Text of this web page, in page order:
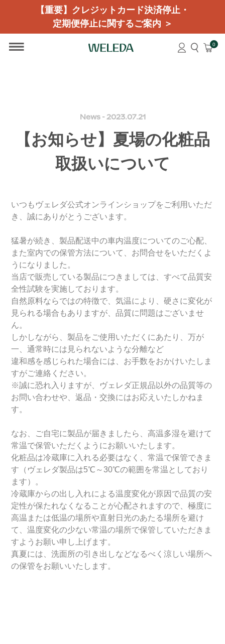
【重要】クレジットカード決済停止・
定期便停止に関するご案内 ＞
0
News - 2023.07.21
【お知らせ】夏場の化粧品
取扱いについて
いつもヴェレダ公式オンラインショップをご利用いただ
き、誠にありがとうございます。
猛暑が続き、製品配送中の車内温度についてのご心配、
また室内での保管方法について、お問合せをいただくよ
うになりました。
当店で販売している製品につきましては、すべて品質安
全性試験を実施しております。
自然原料ならではの特徴で、気温により、硬さに変化が
見られる場合もありますが、品質に問題はございませ
ん。
しかしながら、製品をご使用いただくにあたり、万が
一、通常時には見られないような分離など
違和感を感じられた場合には、お手数をおかけいたしま
すがご連絡ください。
※誠に恐れ入りますが、ヴェレダ正規品以外の品質等の
お問い合わせや、返品・交換にはお応えいたしかねま
す。
なお、ご自宅に製品が届きましたら、高温多湿を避けて
常温で保管いただくようにお願いいたします。
化粧品は冷蔵庫に入れる必要はなく、常温で保管できま
す（ヴェレダ製品は5℃～30℃の範囲を常温としており
ます）。
冷蔵庫からの出し入れによる温度変化が原因で品質の安
定性が保たれなくなることが心配されますので、極度に
高温または低温の場所や直射日光のあたる場所を避け
て、温度変化の少ない常温の場所で保管していただきま
すようお願い申し上げます。
真夏には、洗面所の引き出しなどなるべく涼しい場所へ
の保管をお願いいたします。